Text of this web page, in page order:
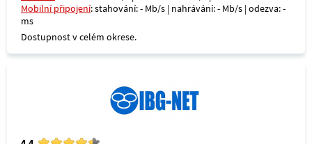
Mobilní připojení: stahování: - Mb/s | nahrávání: - Mb/s | odezva: -
ms
Dostupnost v celém okrese.